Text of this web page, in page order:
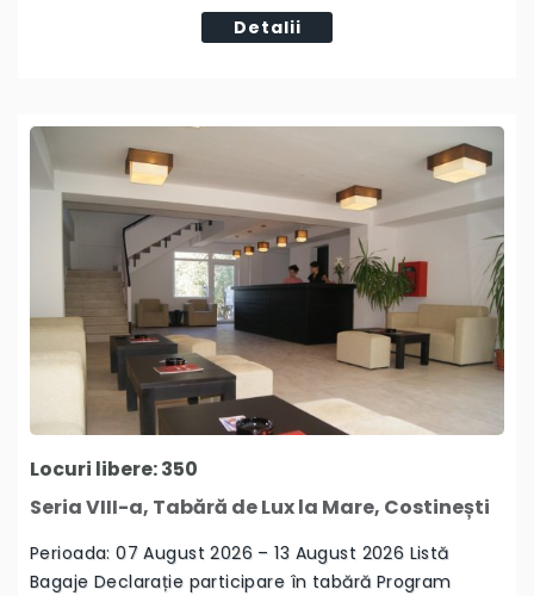
Detalii
Locuri libere: 350
Seria VIII-a, Tabără de Lux la Mare, Costinești
Perioada: 07 August 2026 – 13 August 2026 Listă
Bagaje Declarație participare în tabără Program